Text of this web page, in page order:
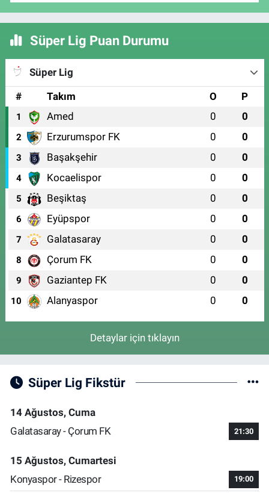
Süper Lig Puan Durumu
Süper Lig
#
Takım O P
1 Amed 0 0
2 Erzurumspor FK 0 0
3 Başakşehir 0 0
4 Kocaelispor 0 0
5 Beşiktaş 0 0
6 Eyüpspor 0 0
7 Galatasaray 0 0
8 Çorum FK 0 0
9 Gaziantep FK 0 0
10 Alanyaspor 0 0
Detaylar için tıklayın
Süper Lig Fikstür
14 Ağustos, Cuma
Galatasaray - Çorum FK
21:30
15 Ağustos, Cumartesi
Konyaspor - Rizespor
19:00